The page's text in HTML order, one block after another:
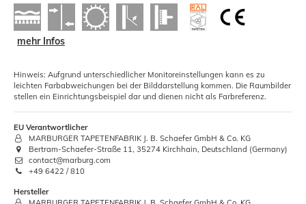
mehr Infos
Hinweis: Aufgrund unterschiedlicher Monitoreinstellungen kann es zu
leichten Farbabweichungen bei der Bilddarstellung kommen. Die Raumbilder
stellen ein Einrichtungsbeispiel dar und dienen nicht als Farbreferenz.
EU Verantwortlicher
MARBURGER TAPETENFABRIK J. B. Schaefer GmbH & Co. KG
Bertram-Schaefer-Straße 11, 35274 Kirchhain, Deutschland (Germany)
contact@marburg.com
+49 6422 / 810
Hersteller